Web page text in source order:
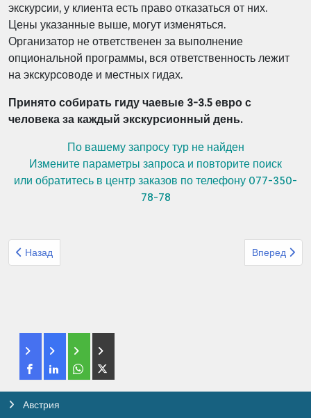
экскурсии, у клиента есть право отказаться от них.
Цены указанные выше, могут изменяться.
Организатор не ответственен за выполнение
опциональной программы, вся ответственность лежит
на экскурсоводе и местных гидах.
Принято собирать гиду чаевые 3-3.5 евро с
человека за каждый экскурсионный день.
По вашему запросу тур не найден
Измените параметры запроса и повторите поиск
или обратитесь в центр заказов по телефону 077-350-
78-78
Предыдущий: Организованный тур Офир турс Чехия Австрия
Назад Следующий:
Вперед
Австрия